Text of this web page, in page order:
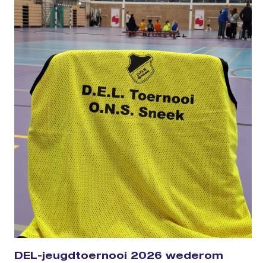
DEL-jeugdtoernooi 2026 wederom